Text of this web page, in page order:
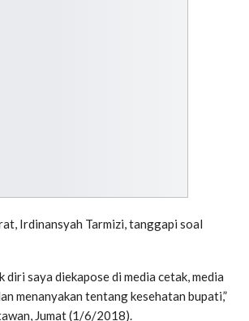
Irdinansyah Tarmizi, tanggapi soal
saya diekapose di media cetak, media
menanyakan tentang kesehatan bupati,”
Jumat (1/6/2018).